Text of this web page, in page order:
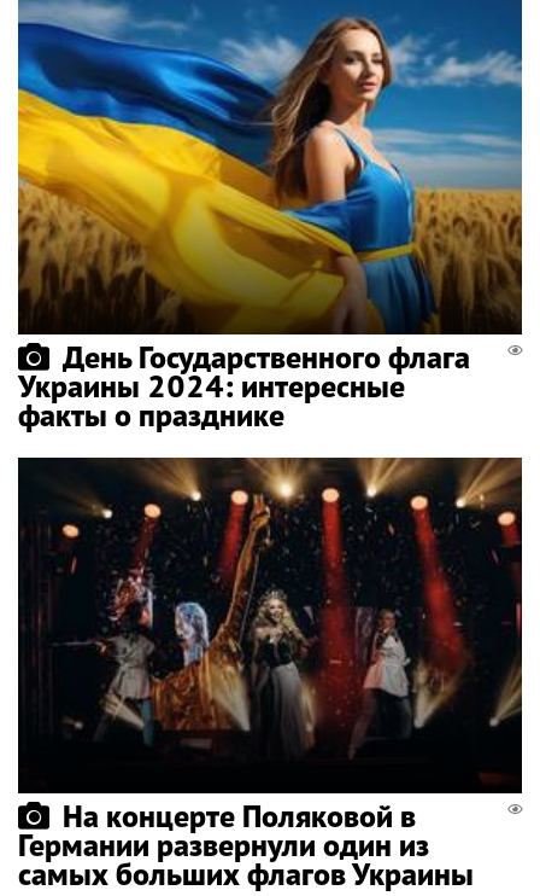
День Государственного флага
Украины 2024: интересные
факты о празднике
На концерте Поляковой в
Германии развернули один из
самых больших флагов Украины